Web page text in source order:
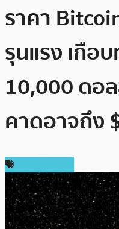
ราคา
รุนแรง เกือ
10,000 ดอ
คาดอาจถึง